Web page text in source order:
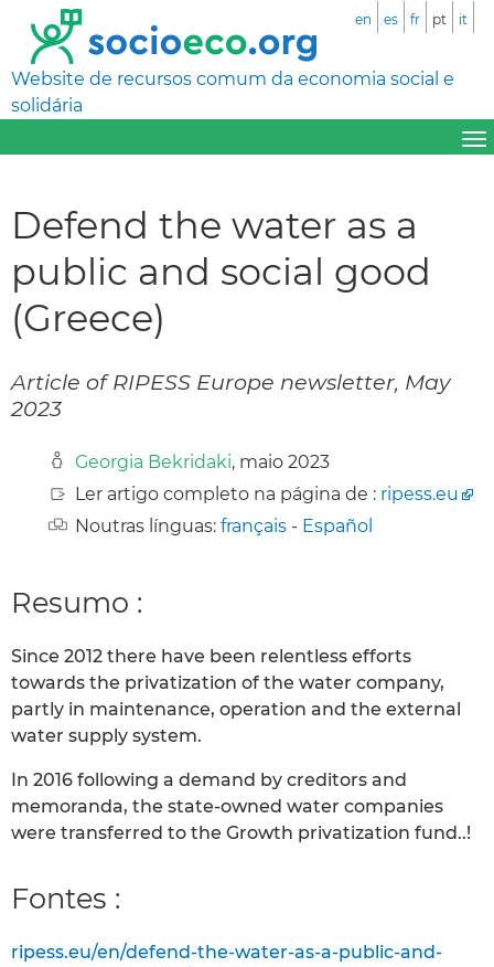
Website de recursos comum da economia social e
solidária
en es fr pt it
Defend the water as a
public and social good
(Greece)
Article of RIPESS Europe newsletter, May
2023
Georgia Bekridaki, maio 2023
Ler artigo completo na página de : ripess.eu
Noutras línguas: français - Español
Resumo :
Since 2012 there have been relentless efforts
towards the privatization of the water company,
partly in maintenance, operation and the external
water supply system.
In 2016 following a demand by creditors and
memoranda, the state-owned water companies
were transferred to the Growth privatization fund..!
Fontes :
ripess.eu/en/defend-the-water-as-a-public-and-